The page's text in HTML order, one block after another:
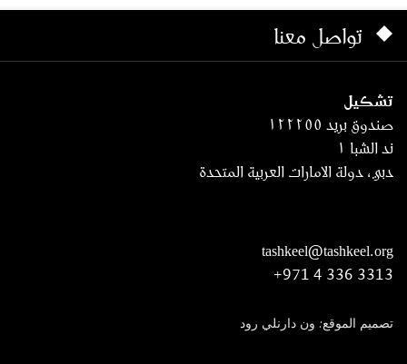
تواصل معنا
تشكيل
صندوق بريد ١٢٢٢٥٥
ند الشبا ١
دبي، دولة الامارات العربية المتحدة
tashkeel@tashkeel.org
+971 4 336 3313
تصميم الموقع: ون دارنلي رود